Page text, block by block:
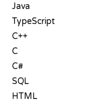
Java
TypeScript
C++
C
C#
SQL
HTML